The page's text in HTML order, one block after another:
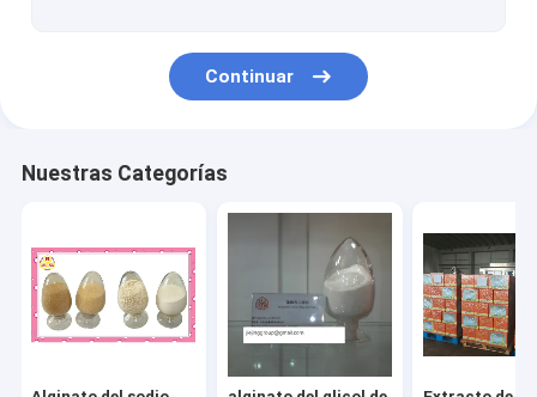
Continuar
Nuestras Categorías